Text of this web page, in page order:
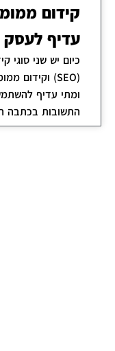
קידום
עדיף
כיום יש שני סוגי
ומתי עדיף
התשובות בכתבה